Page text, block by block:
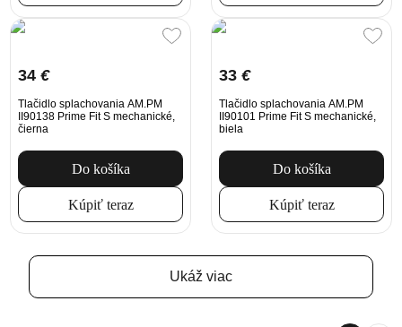
34 €
Tlačidlo splachovania AM.PM
II90138 Prime Fit S mechanické,
čierna
Do košíka
Kúpiť teraz
33 €
Tlačidlo splachovania AM.PM
II90101 Prime Fit S mechanické,
biela
Do košíka
Kúpiť teraz
Ukáž viac